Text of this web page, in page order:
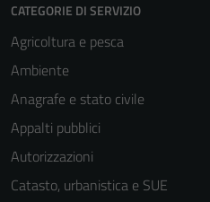
CATEGORIE DI SERVIZIO
Agricoltura e pesca
Ambiente
Anagrafe e stato civile
Appalti pubblici
Autorizzazioni
Catasto, urbanistica e SUE